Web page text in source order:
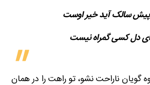
سالک آید خیر اوست
دل کسی گمراه نیست
گویان ناراحت نشو، تو راهت را در همان